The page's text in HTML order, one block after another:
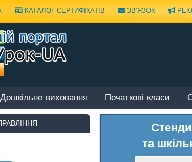
КАТАЛОГ СЕРТИФІКАТІВ ЗВ’ЯЗОК
Дошкільне виховання Початкові класи
та